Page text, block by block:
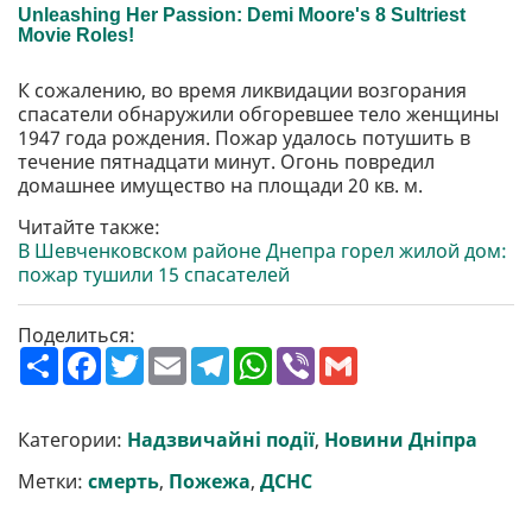
К сожалению, во время ликвидации возгорания
спасатели обнаружили обгоревшее тело женщины
1947 года рождения. Пожар удалось потушить в
течение пятнадцати минут. Огонь повредил
домашнее имущество на площади 20 кв. м.
Читайте также:
В Шевченковском районе Днепра горел жилой дом:
пожар тушили 15 спасателей
Поделиться:
П
о
р
и
т
и
F
a
b
o
o
k
T
w
t
e
r
E
m
l
T
e
g
r
a
m
W
h
s
A
p
p
V
l
Категории: Надзвичайні події, Новини Дніпра
Метки: смерть, Пожежа, ДСНС